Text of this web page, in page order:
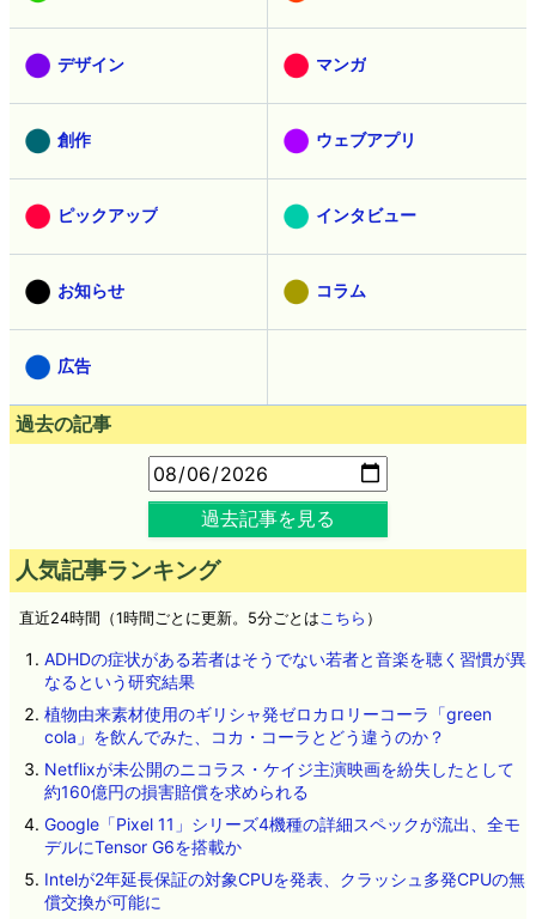
デザイン マンガ
創作 ウェブアプリ
ピックアップ インタビュー
お知らせ コラム
広告
過去の記事
過去記事を見る
人気記事ランキング
直近24時間（1時間ごとに更新。5分ごとは こちら ）
ADHDの症状がある若者はそうでない若者と音楽を聴く習慣が異
なるという研究結果
植物由来素材使用のギリシャ発ゼロカロリーコーラ「green
cola」を飲んでみた、コカ・コーラとどう違うのか？
Netflixが未公開のニコラス・ケイジ主演映画を紛失したとして
約160億円の損害賠償を求められる
Google「Pixel 11」シリーズ4機種の詳細スペックが流出、全モ
デルにTensor G6を搭載か
Intelが2年延長保証の対象CPUを発表、クラッシュ多発CPUの無
償交換が可能に